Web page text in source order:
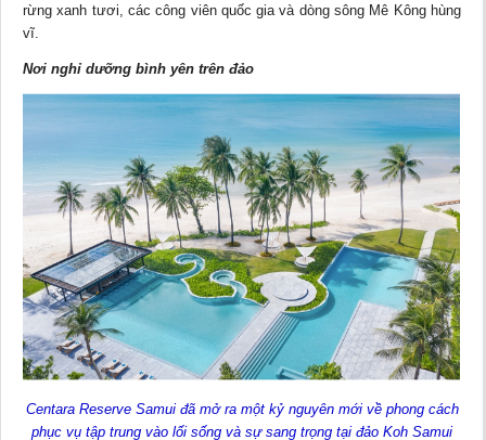
rừng xanh tươi, các công viên quốc gia và dòng sông Mê Kông hùng
vĩ.
Nơi nghỉ dưỡng bình yên trên đảo
Centara Reserve Samui đã mở ra một kỷ nguyên mới về phong cách
phục vụ tập trung vào lối sống và sự sang trọng tại đảo Koh Samui